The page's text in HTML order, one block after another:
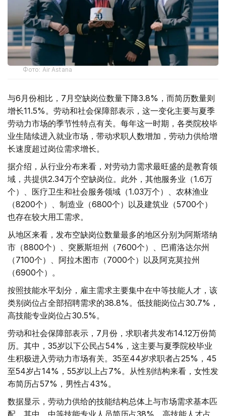
Фото: Air Astana
与6月份相比，7月空缺岗位数量下降3.8%，而简历数量则
增长11.5%。劳动和社会保障部表示，这一变化主要与夏季
劳动力市场的季节性特点有关。每年这一时期，各类院校毕
业生陆续进入就业市场，带动求职人数增加，劳动力供给增
长速度超过岗位需求增长。
据介绍，从行业分布来看，对劳动力需求最旺盛的是教育领
域，共提供2.34万个空缺岗位。此外，其他服务业（1.6万
个）、医疗卫生和社会服务领域（1.03万个）、农林渔业
（8200个）、制造业（6800个）以及建筑业（5700个）
也存在较大用工需求。
从地区来看，发布空缺岗位数量最多的地区分别为阿斯塔纳
市（8800个）、突厥斯坦州（7600个）、巴甫洛达尔州
（7100个）、阿拉木图市（7000个）以及阿克莫拉州
（6900个）。
按照技能水平划分，雇主需求主要集中在中等技能人才，该
类别岗位占全部招聘需求的38.8%。低技能岗位占30.7%，
高技能专业岗位占30.5%。
劳动和社会保障部表示，7月份，求职者共发布14.12万份简
历。其中，35岁以下公民占54%，这主要与夏季院校毕业
生积极进入劳动力市场有关。35至44岁求职者占25%，45
至54岁占14%，55岁以上占7%。从性别结构来看，女性发
布简历占57%，男性占43%。
数据显示，劳动力供给的技能结构总体上与市场需求基本匹